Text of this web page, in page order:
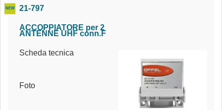
21-797
ACCOPPIATORE per 2
ANTENNE UHF conn.F
Scheda tecnica
Foto